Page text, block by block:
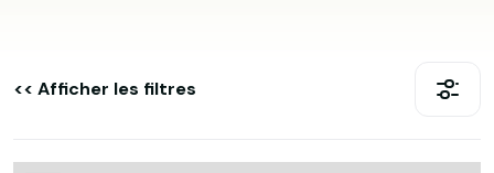
<< Afficher les filtres